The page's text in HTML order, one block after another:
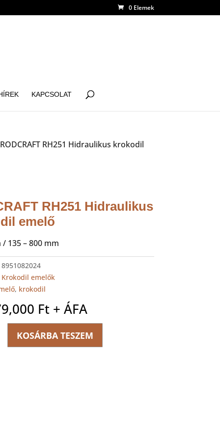
0 Elemek
KAPCSOLAT
RH251 Hidraulikus krokodil
RH251 Hidraulikus
emelő
135 – 800 mm
8951082024
Krokodil emelők
, krokodil
Ft + ÁFA
KOSÁRBA TESZEM